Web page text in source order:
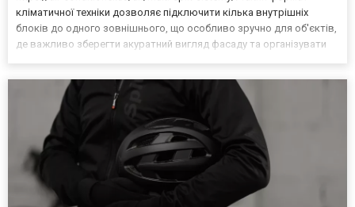
кліматичної техніки дозволяє підключити кілька внутрішніх
блоків до одного зовнішнього, що особливо зручно для об'єктів,
де важливо зберегти акуратний вигляд фасаду та організувати